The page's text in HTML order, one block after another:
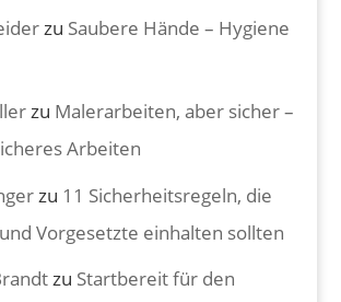
zu Saubere Hände – Hygiene
zu Malerarbeiten, aber sicher –
Arbeiten
zu 11 Sicherheitsregeln, die
Vorgesetzte einhalten sollten
zu Startbereit für den